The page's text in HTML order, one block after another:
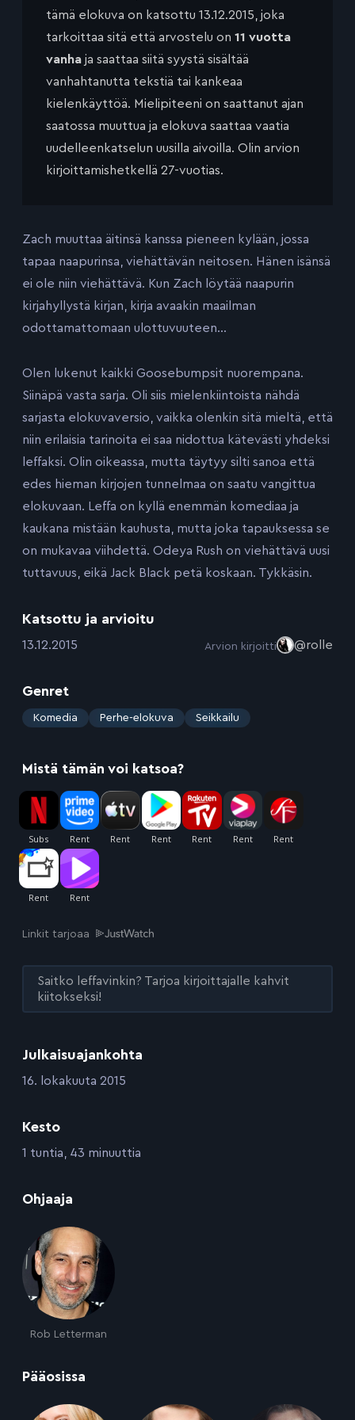
Julkaisuajankohta
:16. lokakuuta 2015
Kesto
:1 tuntia, 43 minuuttia
Ohjaaja
Rob Letterman
Pääosissa
tämä elokuva on katsottu 13.12.2015, joka
tarkoittaa sitä että arvostelu on 11 vuotta
vanha ja saattaa siitä syystä sisältää
vanhahtanutta tekstiä tai kankeaa
kielenkäyttöä. Mielipiteeni on saattanut ajan
saatossa muuttua ja elokuva saattaa vaatia
uudelleenkatselun uusilla aivoilla. Olin arvion
kirjoittamishetkellä 27-vuotias.
Zach muuttaa äitinsä kanssa pieneen kylään, jossa
tapaa naapurinsa, viehättävän neitosen. Hänen isänsä
ei ole niin viehättävä. Kun Zach löytää naapurin
kirjahyllystä kirjan, kirja avaakin maailman
odottamattomaan ulottuvuuteen…
Olen lukenut kaikki Goosebumpsit nuorempana.
Siinäpä vasta sarja. Oli siis mielenkiintoista nähdä
sarjasta elokuvaversio, vaikka olenkin sitä mieltä, että
niin erilaisia tarinoita ei saa nidottua kätevästi yhdeksi
leffaksi. Olin oikeassa, mutta täytyy silti sanoa että
edes hieman kirjojen tunnelmaa on saatu vangittua
elokuvaan. Leffa on kyllä enemmän komediaa ja
kaukana mistään kauhusta, mutta joka tapauksessa se
on mukavaa viihdettä. Odeya Rush on viehättävä uusi
tuttavuus, eikä Jack Black petä koskaan. Tykkäsin.
Katsottu ja arvioitu
:13.12.2015 Arvion kirjoitti @rolle
Genret
: Komedia Perhe-elokuva Seikkailu
Mistä tämän voi katsoa?
Linkit tarjoaa
Saitko leffavinkin? Tarjoa kirjoittajalle kahvit
kiitokseksi!